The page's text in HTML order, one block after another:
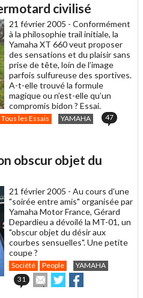
à
un
ami
civilisé
21 février 2005 - Conformément
à la philosophie trail initiale, la
Yamaha XT 660 veut proposer
des sensations et du plaisir sans
prise de tête, loin de l’image
parfois sulfureuse des sportives.
A-t-elle trouvé la formule
magique ou n’est-elle qu’un
compromis bidon ? Essai.
Tous les Essais YAMAHA 47
obscur objet du
21 février 2005 - Au cours d'une
"soirée entre amis" organisée par
Yamaha Motor France, Gérard
Depardieu a dévoilé la MT-01, un
"obscur objet du désir aux
courbes sensuelles". Une petite
coupe ?
Société People
YAMAHA
31
Envoyer
cet
Partager
sur sur